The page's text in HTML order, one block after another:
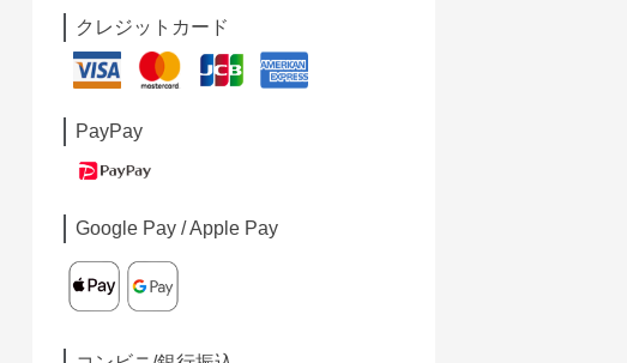
クレジットカード
PayPay
Google Pay / Apple Pay